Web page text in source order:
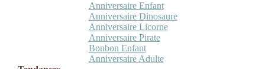
Anniversaire Enfant
Anniversaire Dinosaure
Anniversaire Licorne
Anniversaire Pirate
Bonbon Enfant
Anniversaire Adulte